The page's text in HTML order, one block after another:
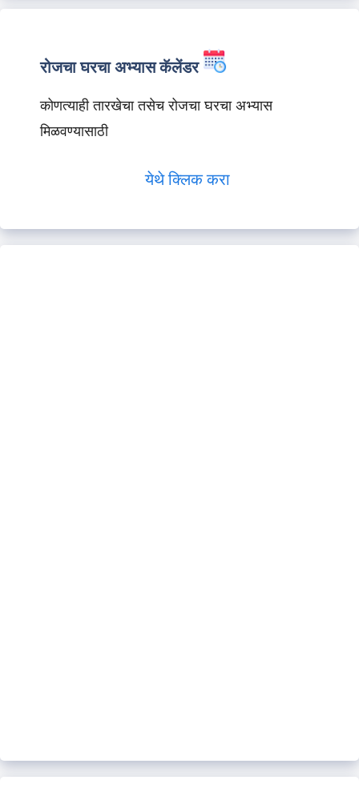
रोजचा घरचा अभ्यास कॅलेंडर
कोणत्याही तारखेचा तसेच रोजचा घरचा अभ्यास
मिळवण्यासाठी
येथे क्लिक करा